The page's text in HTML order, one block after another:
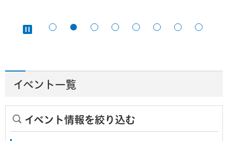
イベント一覧
イベント情報を絞り込む